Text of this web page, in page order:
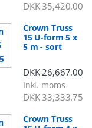
DKK35,420.00
Crown Truss
15 U-form 5 x
5 m - sort
DKK26,667.00
Inkl. moms
DKK33,333.75
Crown Truss